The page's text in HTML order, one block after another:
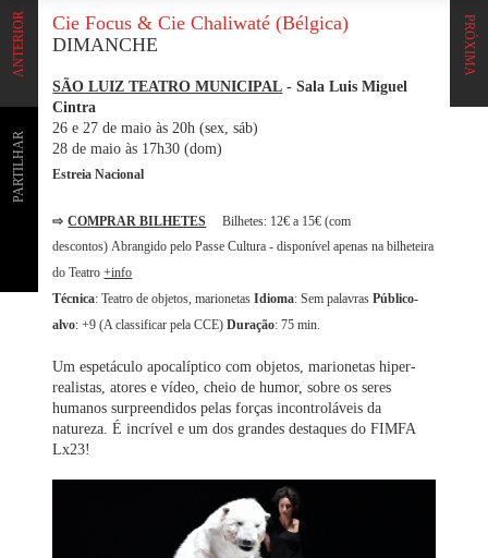
PRÓXIMA
ANTERIOR
PARTILHAR
Cie Focus & Cie Chaliwaté (Bélgica)
DIMANCHE
SÃO LUIZ TEATRO MUNICIPAL - Sala Luis Miguel
Cintra
26 e 27 de maio às 20h (sex, sáb)
28 de maio às 17h30 (dom)
Estreia Nacional
⇨ COMPRAR BILHETES
Bilhetes: 12€ a 15€ (com
descontos) Abrangido pelo Passe Cultura - disponível apenas na bilheteira
do Teatro+info
Técnica: Teatro de objetos, marionetasIdioma: Sem palavrasPúblico-
alvo: +9 (A classificar pela CCE)Duração: 75 min.
Um espetáculo apocalíptico com objetos, marionetas hiper-
realistas, atores e vídeo, cheio de humor, sobre os seres
humanos surpreendidos pelas forças incontroláveis da
natureza. É incrível e um dos grandes destaques do FIMFA
Lx23!